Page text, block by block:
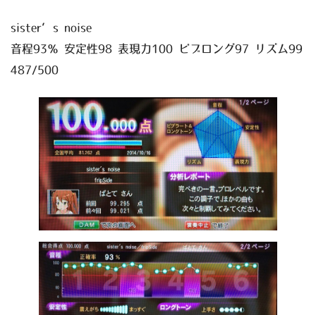
sister’s noise
音程93％ 安定性98 表現力100 ビブロング97 リズム99
487/500